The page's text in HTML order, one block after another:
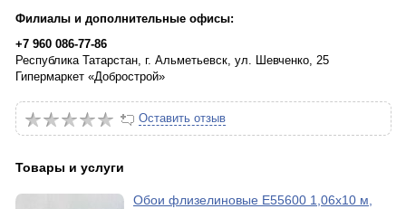
Филиалы и дополнительные офисы:
+7 960 086-77-86
Республика Татарстан, г. Альметьевск, ул. Шевченко, 25
Гипермаркет «Добрострой»
Оставить отзыв
Товары и услуги
Обои флизелиновые Е55600 1,06х10 м,